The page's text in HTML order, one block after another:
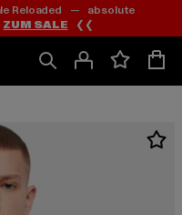
Reloaded — absolute
ZUM SALE ❮❮